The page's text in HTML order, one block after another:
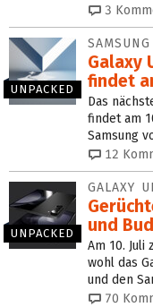
3
UNPACKED
SAMSUNG
Galaxy
findet
Das
findet am
Samsung
12
UNPACKED
GALAXY
und
Am 10. Juli
wohl das
und den
70